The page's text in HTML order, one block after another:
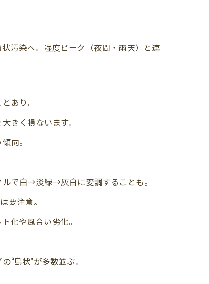
汚染へ。湿度ピーク（夜間・雨天）と連
あり。
きく損ないます。
向。
で白→淡緑→灰白に変調することも。
要注意。
化や風合い劣化。
“島状”が多数並ぶ。